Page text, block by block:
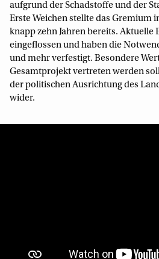
aufgrund der Schadstoffe und der
Erste Weichen stellte das Gremium
knapp zehn Jahren bereits. Aktuelle
eingeflossen und haben die
und mehr verfestigt. Besondere
Gesamtprojekt vertreten werden
der politischen Ausrichtung des
wider.